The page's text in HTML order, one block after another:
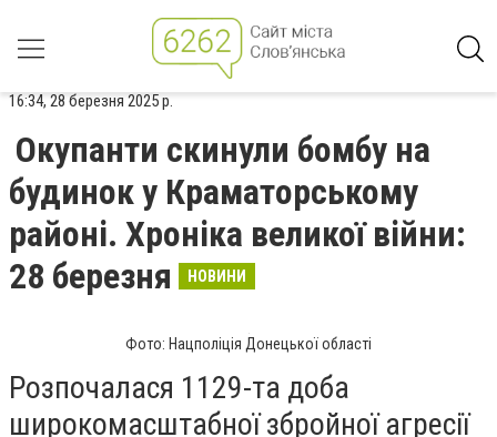
16:34, 28 березня 2025 р.
Окупанти скинули бомбу на
будинок у Краматорському
районі. Хроніка великої війни:
28 березня
НОВИНИ
Фото: Нацполіція Донецької області
Розпочалася 1129-та доба
широкомасштабної збройної агресії